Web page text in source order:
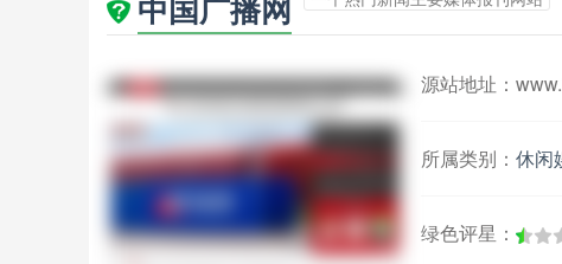
中国广播网
源站地址：
所属类别： 休闲
绿色评星：